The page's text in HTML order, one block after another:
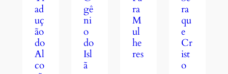
ad
uç
ão
do
Al
co
gê
ni
o
do
Isl
ã
ra
M
ul
he
res
ra
qu
e
Cr
ist
o